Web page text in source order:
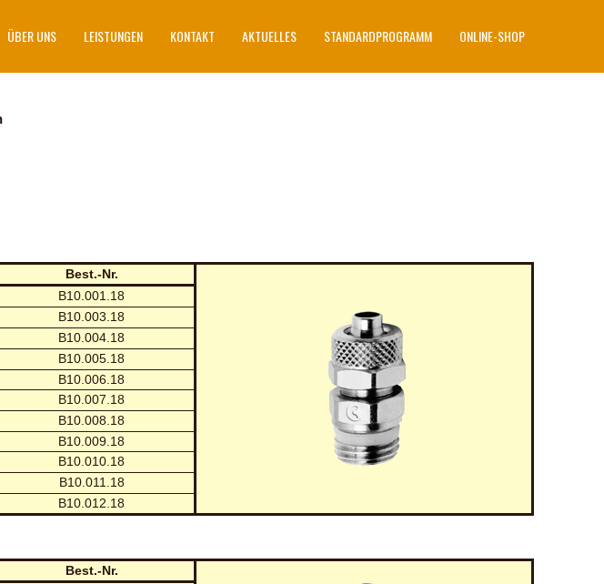
ÜBER UNS LEISTUNGEN KONTAKT AKTUELLES STANDARDPROGRAMM ONLINE-SHOP
Best.-Nr.
B10.001.18
B10.003.18
B10.004.18
B10.005.18
B10.006.18
B10.007.18
B10.008.18
B10.009.18
B10.010.18
B10.011.18
B10.012.18
Best.-Nr.